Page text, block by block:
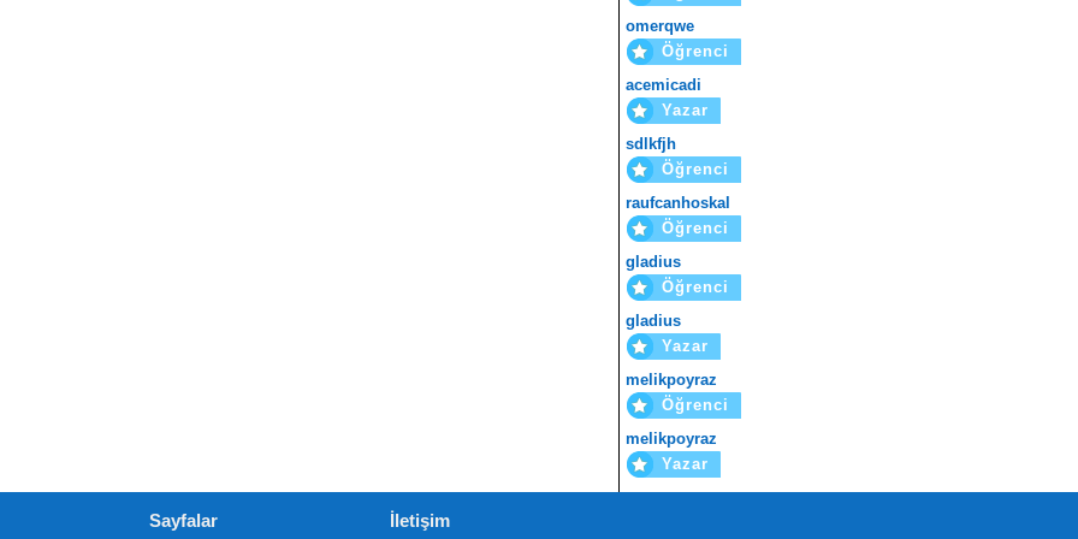
omerqwe
Öğrenci
acemicadi
Yazar
sdlkfjh
Öğrenci
raufcanhoskal
Öğrenci
gladius
Öğrenci
gladius
Yazar
melikpoyraz
Öğrenci
melikpoyraz
Yazar
Sayfalar İletişim